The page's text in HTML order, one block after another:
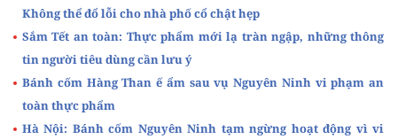
Không thể đổ lỗi cho nhà phố cổ chật hẹp
Sắm Tết an toàn: Thực phẩm mới lạ tràn ngập, những thông
tin người tiêu dùng cần lưu ý
Bánh cốm Hàng Than ế ẩm sau vụ Nguyên Ninh vi phạm an
toàn thực phẩm
Hà Nội: Bánh cốm Nguyên Ninh tạm ngừng hoạt động vì vi